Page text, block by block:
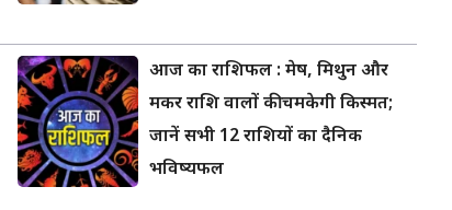
आज का राशिफल : मेष, मिथुन और
मकर राशि वालों की चमकेगी किस्मत;
जानें सभी 12 राशियों का दैनिक
भविष्यफल